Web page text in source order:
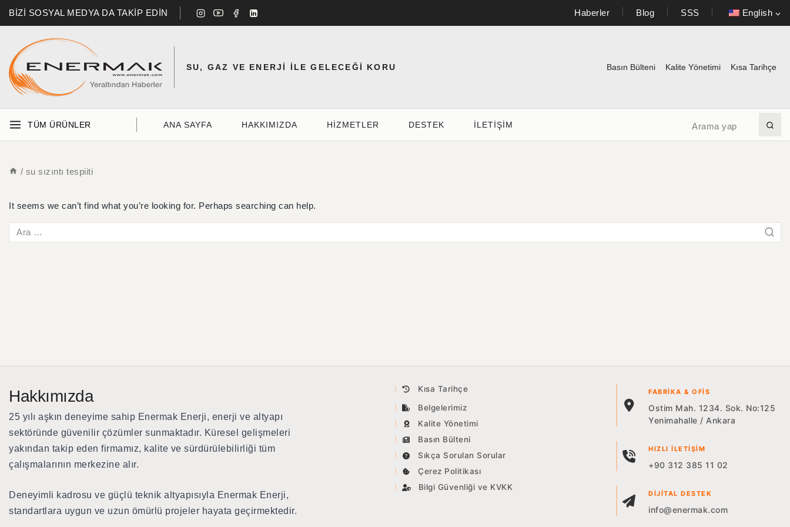
BİZİ SOSYAL MEDYA DA TAKİP EDİN Haberler Blog SSS English
SU, GAZ VE ENERJİ İLE GELECEĞİ KORU Basın Bülteni Kalite Yönetimi Kısa Tarihçe
TÜM ÜRÜNLER ANA SAYFA HAKKIMIZDA HIZMETLER DESTEK İLETİŞİM
/ su sızıntı tespiiti
It seems we can’t find what you’re looking for. Perhaps searching can help.
Hakkımızda
25 yılı aşkın deneyime sahip Enermak Enerji, enerji ve altyapı
sektöründe güvenilir çözümler sunmaktadır. Küresel gelişmeleri
yakından takip eden firmamız, kalite ve sürdürülebilirliği tüm
çalışmalarının merkezine alır.
Deneyimli kadrosu ve güçlü teknik altyapısıyla Enermak Enerji,
standartlara uygun ve uzun ömürlü projeler hayata geçirmektedir.
Kısa Tarihçe
Belgelerimiz
Kalite Yönetimi
Basın Bülteni
Sıkça Sorulan Sorular
Çerez Politikası
Bilgi Güvenliği ve KVKK
FABRIKA & OFIS
Ostim Mah. 1234. Sok. No:125
Yenimahalle / Ankara
HIZLI İLETIŞIM
+90 312 385 11 02
DIJITAL DESTEK
info@enermak.com